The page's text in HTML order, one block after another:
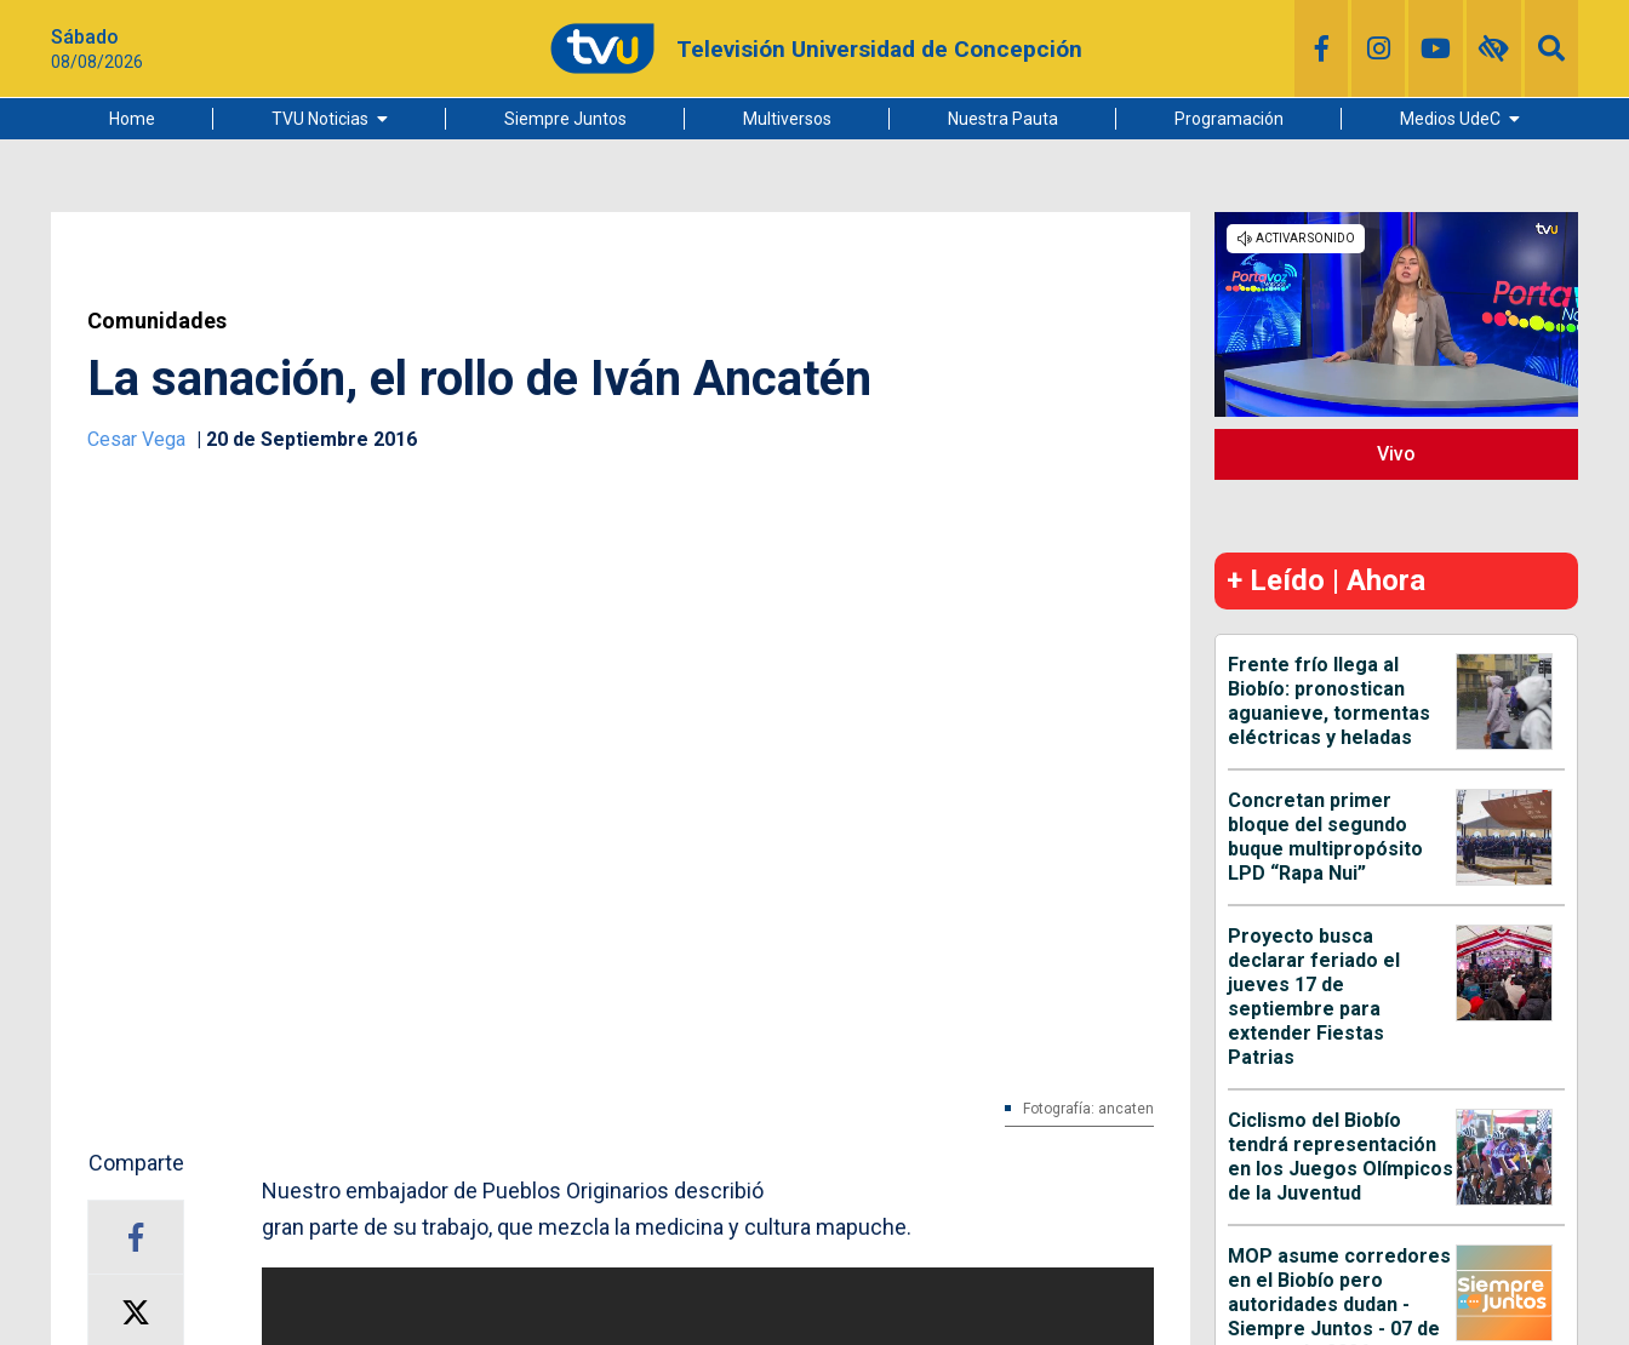
Sábado
08/08/2026 Televisión Universidad de Concepción
Home TVU Noticias
Ciudad
Siempre Juntos Multiversos Nuestra Pauta Programación Medios UdeC
Radio UdeC
Noticias UdeC
La Discusión
Comunidades
La sanación, el rollo de Iván Ancatén
Cesar Vega 20 de Septiembre 2016
Fotografía: ancaten
Comparte
Nuestro embajador de Pueblos Originarios describió
gran parte de su trabajo, que mezcla la medicina y cultura mapuche.
Vivo
+ Leído | Ahora
Frente frío llega al
Biobío: pronostican
aguanieve, tormentas
eléctricas y heladas
Concretan primer
bloque del segundo
buque multipropósito
LPD “Rapa Nui”
Proyecto busca
declarar feriado el
jueves 17 de
septiembre para
extender Fiestas
Patrias
Ciclismo del Biobío
tendrá representación
en los Juegos Olímpicos
de la Juventud
MOP asume corredores
en el Biobío pero
autoridades dudan -
Siempre Juntos - 07 de